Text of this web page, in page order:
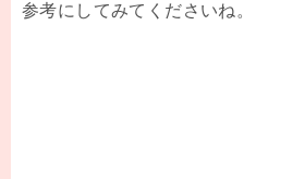
参考にしてみてくださいね。